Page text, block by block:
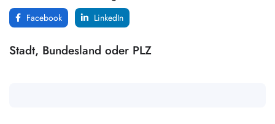
Facebook LinkedIn
Stadt, Bundesland oder PLZ